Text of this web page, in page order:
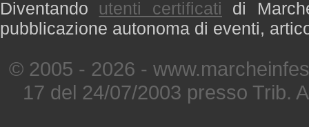
Diventando utenti certificati di
pubblicazione autonoma di eventi,
© 2005 - 2026 -
17 del 24/07/2003 presso Trib.